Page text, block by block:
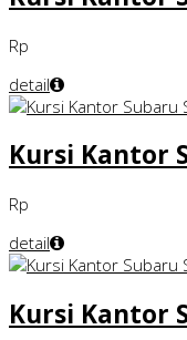
Rp
detail
Kursi Kantor
Rp
detail
Kursi Kantor